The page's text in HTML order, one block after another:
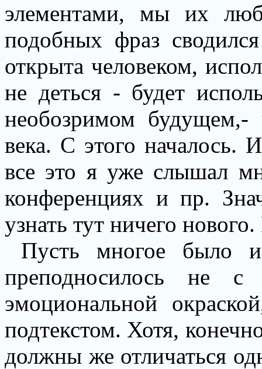
элементами, мы их
подобных фраз
открыта человеком,
не деться - будет
необозримом будущем,-
века. С этого началось.
все это я уже слышал
конференциях и пр.
узнать тут ничего
Пусть многое было
преподносилось не
эмоциональной
подтекстом. Хотя,
должны же отличаться